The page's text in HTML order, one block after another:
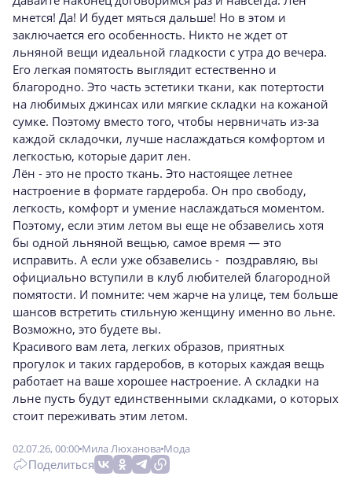
мнется! Да! И будет мяться дальше! Но в этом и
заключается его особенность. Никто не ждет от
льняной вещи идеальной гладкости с утра до вечера.
Его легкая помятость выглядит естественно и
благородно. Это часть эстетики ткани, как потертости
на любимых джинсах или мягкие складки на кожаной
сумке. Поэтому вместо того, чтобы нервничать из-за
каждой складочки, лучше наслаждаться комфортом и
легкостью, которые дарит лен.
Лён - это не просто ткань. Это настоящее летнее
настроение в формате гардероба. Он про свободу,
легкость, комфорт и умение наслаждаться моментом.
Поэтому, если этим летом вы еще не обзавелись хотя
бы одной льняной вещью, самое время — это
исправить. А если уже обзавелись - поздравляю, вы
официально вступили в клуб любителей благородной
помятости. И помните: чем жарче на улице, тем больше
шансов встретить стильную женщину именно во льне.
Возможно, это будете вы.
Красивого вам лета, легких образов, приятных
прогулок и таких гардеробов, в которых каждая вещь
работает на ваше хорошее настроение. А складки на
льне пусть будут единственными складками, о которых
стоит переживать этим летом.
02.07.26, 00:00 Мила Люханова Мода
Поделиться